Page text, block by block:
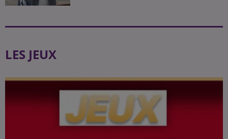
LES JEUX